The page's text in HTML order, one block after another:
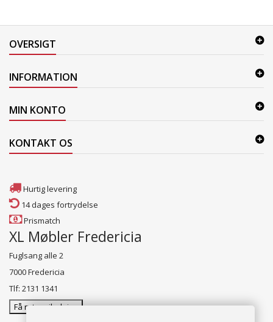
OVERSIGT
INFORMATION
MIN KONTO
KONTAKT OS
Hurtig levering
14 dages fortrydelse
Prismatch
XL Møbler Fredericia
Fuglsang alle 2
7000 Fredericia
Tlf: 2131 1341
Få rutevejledning